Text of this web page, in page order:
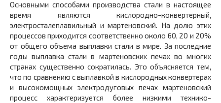
Основными способами производства стали в настоящее
время являются кислородно-конвертерный,
электросталеплавильный и мартеновский. На долю этих
процессов приходится соответственно около 60, 20 и 20%
от общего объема выплавки стали в мире. За последние
годы выплавка стали в мартеновских печах во многих
странах существенно сократилась. Это объясняется тем,
что по сравнению с выплавкой в кислородных конвертерах
и высокомощных электродуговых печах мартеновский
процесс характеризуется более низкими технико-